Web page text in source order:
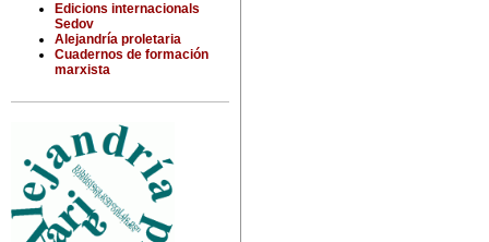
Edicions internacionals
Sedov
Alejandría proletaria
Cuadernos de formación
marxista